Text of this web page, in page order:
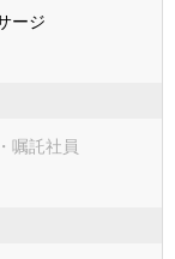
ージ
嘱託社員